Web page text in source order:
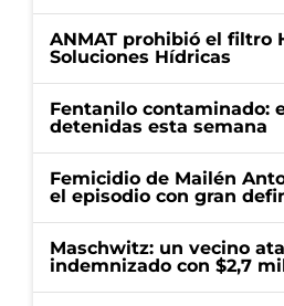
ANMAT prohibió el filtro
Soluciones Hídricas
Fentanilo contaminado:
detenidas esta semana
Femicidio de Mailén
el episodio con gran
Maschwitz: un vecino
indemnizado con $2,7